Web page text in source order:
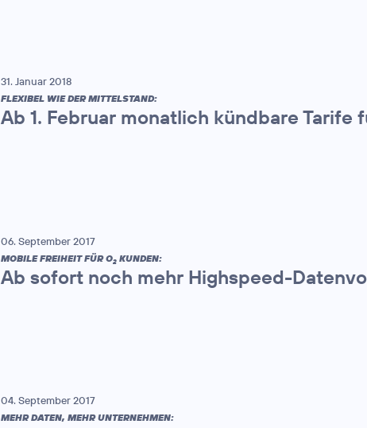
31. Januar 2018
FLEXIBEL WIE DER MITTELSTAND:
Ab 1. Februar monatlich kündbare Tarife
06. September 2017
MOBILE FREIHEIT FÜR O2 KUNDEN:
Ab sofort noch mehr Highspeed-
04. September 2017
MEHR DATEN, MEHR UNTERNEHMEN: